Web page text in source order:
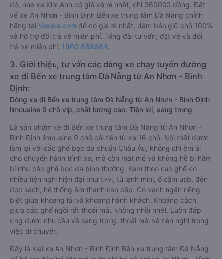
đó, nhà xe Kim Anh có giá vé rẻ nhất, chỉ 360000 đồng. Đặt
vé xe An Nhơn - Bình Định Bến xe trung tâm Đà Nẵng chính
hãng tại Vexere.com để có giá rẻ nhất, đảm bảo giữ chỗ 100%
và hỗ trợ đổi trả vé miễn phí. Tổng đài tư vấn, đặt vé và đổi
trả vé miễn phí: 1900 888684.
3. Giới thiệu, tư vấn các dòng xe chạy tuyến đường
xe đi Bến xe trung tâm Đà Nẵng từ An Nhơn - Bình
Định:
Dòng xe đi Bến xe trung tâm Đà Nẵng từ An Nhơn - Bình Định
limousine 9 chỗ vip, chất lượng cao: Tiện lợi, sang trọng
Là sản phẩm xe đi Bến xe trung tâm Đà Nẵng từ An Nhơn -
Bình Định limousine 9 chỗ cải tiến từ xe 16 chỗ. Nội thất được
làm lại với các ghế bọc da chuẩn Châu Âu, không chỉ êm ái
cho chuyến hành trình xa, mà còn mát mẻ và không hề bị hầm
bí như các ghế bọc da bình thường. Kèm theo các ghế có
nhiều tiện nghi hiện đại như ti-vi, tủ lạnh mini, ổ cắm usb, đèn
đọc sách, hệ thống âm thanh cao cấp. Có vách ngăn riêng
biệt giữa khoang lái và khoang hành khách. Khoảng cách
giữa các ghế ngồi rất thoải mái, không nhồi nhét. Luôn đáp
ứng được nhu cầu về sang trọng, thoải mái và tiện nghi trong
việc di chuyển.
Đây là loại xe An Nhơn - Bình Định Bến xe trung tâm Đà Nẵng